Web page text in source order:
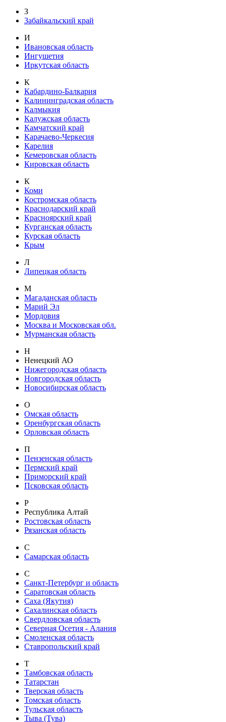
З
Забайкальский край
И
Ивановская область
Ингушетия
Иркутская область
К
Кабардино-Балкария
Калининградская область
Калмыкия
Калужская область
Камчатский край
Карачаево-Черкесия
Карелия
Кемеровская область
Кировская область
К
Коми
Костромская область
Краснодарский край
Красноярский край
Курганская область
Курская область
Крым
Л
Липецкая область
М
Магаданская область
Марий Эл
Мордовия
Москва и Московская обл.
Мурманская область
Н
Ненецкий АО
Нижегородская область
Новгородская область
Новосибирская область
О
Омская область
Оренбургская область
Орловская область
П
Пензенская область
Пермский край
Приморский край
Псковская область
Р
Республика Алтай
Ростовская область
Рязанская область
С
Самарская область
С
Санкт-Петербург и область
Саратовская область
Саха (Якутия)
Сахалинская область
Свердловская область
Северная Осетия - Алания
Смоленская область
Ставропольский край
Т
Тамбовская область
Татарстан
Тверская область
Томская область
Тульская область
Тыва (Тува)